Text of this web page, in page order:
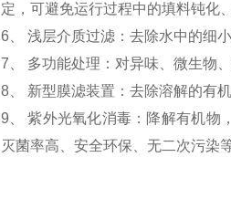
定，可避免运行过程中的填料钝化
6、 浅层介质过滤：去除水中的细
7、 多功能处理：对异味、微生物
8、 新型膜滤装置：去除溶解的有
9、 紫外光氧化消毒：降解有机物
灭菌率高、安全环保、无二次污染